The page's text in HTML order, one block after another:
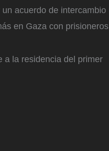
acuerdo de intercambio
en Gaza con prisioneros
a la residencia del primer